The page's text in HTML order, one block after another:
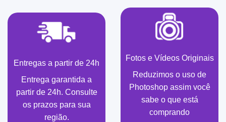
Entregas a partir de 24h
Entrega garantida a
partir de 24h. Consulte
os prazos para sua
região.
Fotos e Vídeos Originais
Reduzimos o uso de
Photoshop assim você
sabe o que está
comprando